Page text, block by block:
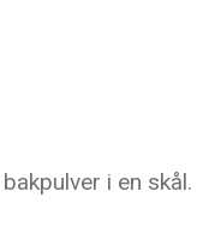
i en skål.